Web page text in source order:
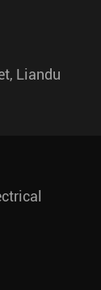
Liandu